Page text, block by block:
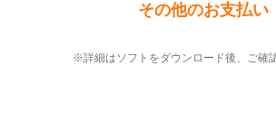
その他のお支払い
※詳細はソフトをダウンロード後、ご確